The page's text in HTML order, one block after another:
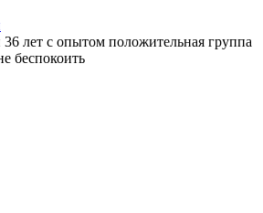
лет с опытом положительная группа
беспокоить